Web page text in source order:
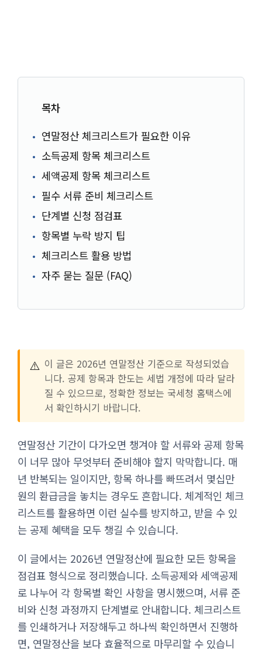
목차
연말정산 체크리스트가 필요한 이유
소득공제 항목 체크리스트
세액공제 항목 체크리스트
필수 서류 준비 체크리스트
단계별 신청 점검표
항목별 누락 방지 팁
체크리스트 활용 방법
자주 묻는 질문 (FAQ)
⚠️ 이 글은 2026년 연말정산 기준으로 작성되었습
니다. 공제 항목과 한도는 세법 개정에 따라 달라
질 수 있으므로, 정확한 정보는 국세청 홈택스에
서 확인하시기 바랍니다.
연말정산 기간이 다가오면 챙겨야 할 서류와 공제 항목
이 너무 많아 무엇부터 준비해야 할지 막막합니다. 매
년 반복되는 일이지만, 항목 하나를 빠뜨려서 몇십만
원의 환급금을 놓치는 경우도 흔합니다. 체계적인 체크
리스트를 활용하면 이런 실수를 방지하고, 받을 수 있
는 공제 혜택을 모두 챙길 수 있습니다.
이 글에서는 2026년 연말정산에 필요한 모든 항목을
점검표 형식으로 정리했습니다. 소득공제와 세액공제
로 나누어 각 항목별 확인 사항을 명시했으며, 서류 준
비와 신청 과정까지 단계별로 안내합니다. 체크리스트
를 인쇄하거나 저장해두고 하나씩 확인하면서 진행하
면, 연말정산을 보다 효율적으로 마무리할 수 있습니